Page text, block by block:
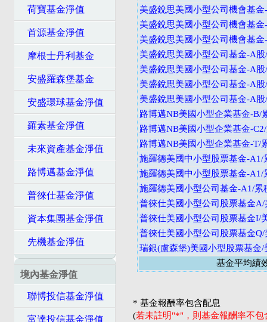
荷寶基金淨值
首源基金淨值
摩根士丹利基金
安盛羅森堡基金
安盛環球基金淨值
羅素基金淨值
未來資產基金淨值
路博邁基金淨值
普徠仕基金淨值
資本集團基金淨值
先機基金淨值
境內基金淨值
聯博投信基金淨值
富達投信基金淨值
美盛銳思美國小型公司機會基
美盛銳思美國小型公司機會基
美盛銳思美國小型公司機會基
美盛銳思美國小型公司基金-A
美盛銳思美國小型公司基金-A
美盛銳思美國小型公司基金-A
美盛銳思美國小型公司基金-A
路博邁NB美國小型企業基金-B/
路博邁NB美國小型企業基金-
路博邁NB美國小型企業基金-T/
施羅德美國中小型股票基金-A1/
施羅德美國中小型股票基金-A1/
施羅德美國小型公司基金-A1/累
普徠仕美國小型公司股票基金A/
普徠仕美國小型公司股票基金I/
普徠仕美國小型公司股票基金Q/
瑞銀(盧森堡)美國小型股票基金/
基金平均績
* 基金報酬率包含配息
(若未註明"*"，則基金報酬率不